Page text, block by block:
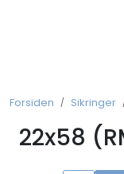
Forsiden Sikringer
22x58
Måling og